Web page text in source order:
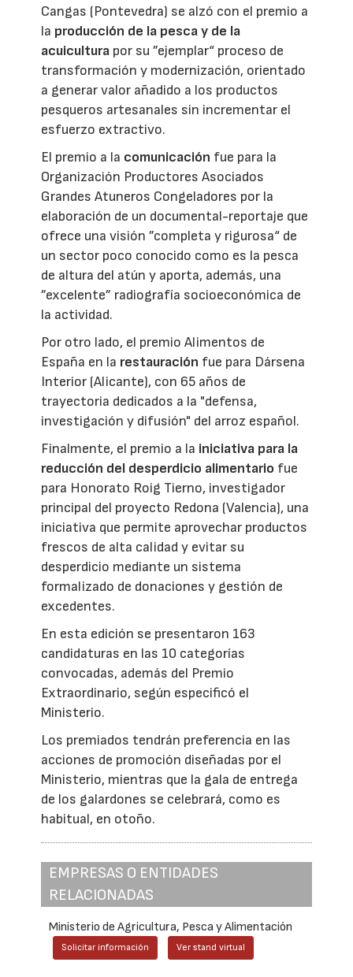
Cangas (Pontevedra) se alzó con el premio a
la producción de la pesca y de la
acuicultura por su ”ejemplar“ proceso de
transformación y modernización, orientado
a generar valor añadido a los productos
pesqueros artesanales sin incrementar el
esfuerzo extractivo.
El premio a la comunicación fue para la
Organización Productores Asociados
Grandes Atuneros Congeladores por la
elaboración de un documental-reportaje que
ofrece una visión ”completa y rigurosa“ de
un sector poco conocido como es la pesca
de altura del atún y aporta, además, una
”excelente” radiografía socioeconómica de
la actividad.
Por otro lado, el premio Alimentos de
España en la restauración fue para Dársena
Interior (Alicante), con 65 años de
trayectoria dedicados a la "defensa,
investigación y difusión" del arroz español.
Finalmente, el premio a la iniciativa para la
reducción del desperdicio alimentario fue
para Honorato Roig Tierno, investigador
principal del proyecto Redona (Valencia), una
iniciativa que permite aprovechar productos
frescos de alta calidad y evitar su
desperdicio mediante un sistema
formalizado de donaciones y gestión de
excedentes.
En esta edición se presentaron 163
candidaturas en las 10 categorías
convocadas, además del Premio
Extraordinario, según especificó el
Ministerio.
Los premiados tendrán preferencia en las
acciones de promoción diseñadas por el
Ministerio, mientras que la gala de entrega
de los galardones se celebrará, como es
habitual, en otoño.
EMPRESAS O ENTIDADES
RELACIONADAS
Ministerio de Agricultura, Pesca y Alimentación
Solicitar información Ver stand virtual